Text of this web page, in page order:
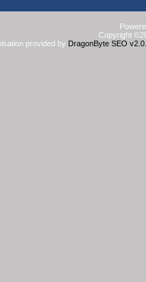
Copyright
provided by DragonByte SEO